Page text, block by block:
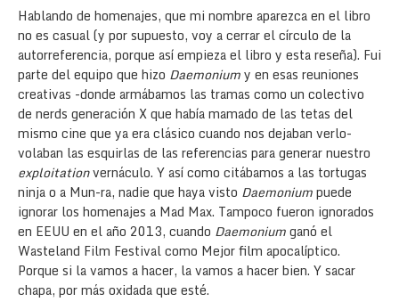
Hablando de homenajes, que mi nombre aparezca en el libro
no es casual (y por supuesto, voy a cerrar el círculo de la
autorreferencia, porque así empieza el libro y esta reseña). Fui
parte del equipo que hizo Daemoniumy en esas reuniones
creativas -donde armábamos las tramas como un colectivo
de nerds generación X que había mamado de las tetas del
mismo cine que ya era clásico cuando nos dejaban verlo-
volaban las esquirlas de las referencias para generar nuestro
exploitationvernáculo. Y así como citábamos a las tortugas
ninja o a Mun-ra, nadie que haya visto Daemoniumpuede
ignorar los homenajes a Mad Max. Tampoco fueron ignorados
en EEUU en el año 2013, cuando Daemoniumganó el
Wasteland Film Festival como Mejor film apocalíptico.
Porque si la vamos a hacer, la vamos a hacer bien. Y sacar
chapa, por más oxidada que esté.